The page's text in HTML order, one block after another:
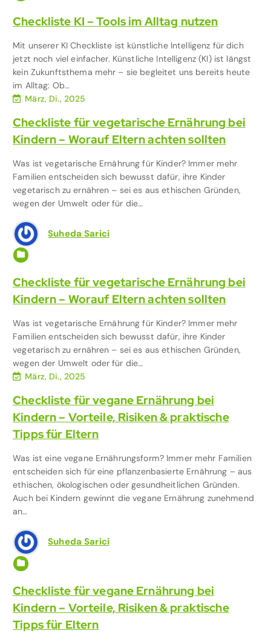
Checkliste KI – Tools im Alltag nutzen
Mit unserer KI Checkliste ist künstliche Intelligenz für dich
jetzt noch viel einfacher. Künstliche Intelligenz (KI) ist längst
kein Zukunftsthema mehr – sie begleitet uns bereits heute
im Alltag: Ob…
März, Di., 2025
Checkliste für vegetarische Ernährung bei
Kindern – Worauf Eltern achten sollten
Was ist vegetarische Ernährung für Kinder? Immer mehr
Familien entscheiden sich bewusst dafür, ihre Kinder
vegetarisch zu ernähren – sei es aus ethischen Gründen,
wegen der Umwelt oder für die…
Suheda Sarici
Checkliste für vegetarische Ernährung bei
Kindern – Worauf Eltern achten sollten
Was ist vegetarische Ernährung für Kinder? Immer mehr
Familien entscheiden sich bewusst dafür, ihre Kinder
vegetarisch zu ernähren – sei es aus ethischen Gründen,
wegen der Umwelt oder für die…
März, Di., 2025
Checkliste für vegane Ernährung bei
Kindern – Vorteile, Risiken & praktische
Tipps für Eltern
Was ist eine vegane Ernährungsform? Immer mehr Familien
entscheiden sich für eine pflanzenbasierte Ernährung – aus
ethischen, ökologischen oder gesundheitlichen Gründen.
Auch bei Kindern gewinnt die vegane Ernährung zunehmend
an…
Suheda Sarici
Checkliste für vegane Ernährung bei
Kindern – Vorteile, Risiken & praktische
Tipps für Eltern